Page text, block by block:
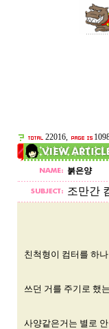
22016,
붉은양
조만간
친척형이 컴터를 하
쓰던 거를 주기로 했
사양같은거는 별로